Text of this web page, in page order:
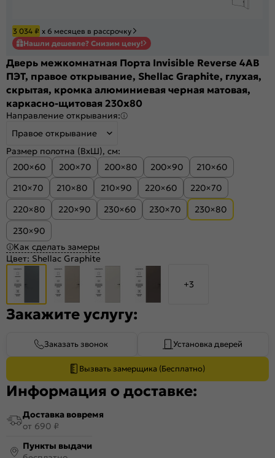
3 034 ₽ х 6 месяцев в рассрочку
Нашли дешевле? Снизим цену!
Дверь межкомнатная Порта Invisible Reverse 4AB
ПЭТ, правое открывание, Shellac Graphite, глухая,
скрытая, кромка алюминиевая черная матовая,
каркасно-щитовая 230x80
Направление открывания:
Правое открывание
Размер полотна (ВхШ), см:
200×60
200×70 200×80 200×90
210×60
210×70
210×80 210×90 220×60
220×70
220×80
220×90 230×60 230×70
230×80
230×90
Как сделать замеры
Цвет: Shellac Graphite
+3
Закажите услугу:
Заказать звонок Установка дверей
Вызвать замерщика (Бесплатно)
Информация о доставке:
Доставка вовремя
от 690 ₽
Пункты выдачи